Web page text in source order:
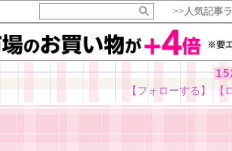
>>人気記事
【フォローする】 【